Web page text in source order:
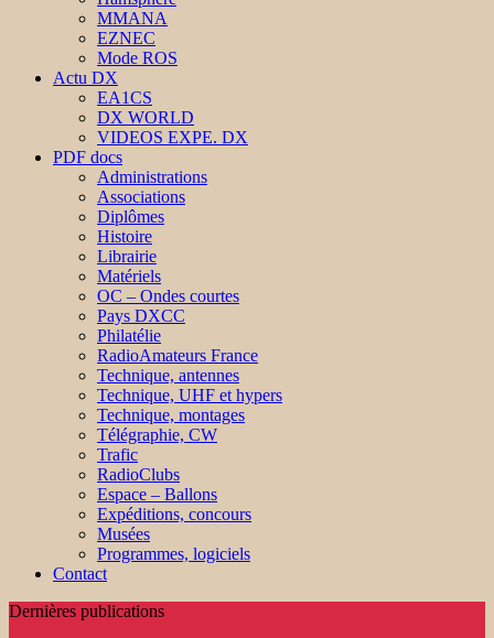
MMANA
EZNEC
Mode ROS
Actu DX
EA1CS
DX WORLD
VIDEOS EXPE. DX
PDF docs
Administrations
Associations
Diplômes
Histoire
Librairie
Matériels
OC – Ondes courtes
Pays DXCC
Philatélie
RadioAmateurs France
Technique, antennes
Technique, UHF et hypers
Technique, montages
Télégraphie, CW
Trafic
RadioClubs
Espace – Ballons
Expéditions, concours
Musées
Programmes, logiciels
Contact
Dernières publications